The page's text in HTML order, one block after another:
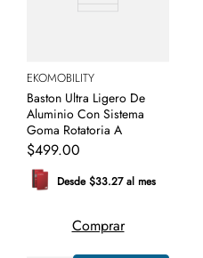
EKOMOBILITY
Baston Ultra Ligero De
Aluminio Con Sistema
Goma Rotatoria A
$499.00
Desde $33.27 al mes
Comprar